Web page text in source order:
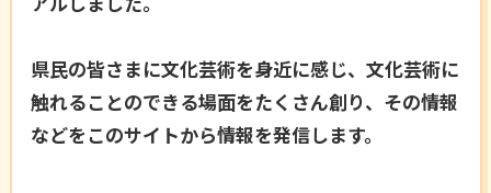
県民の皆さまに文化芸術を身近に感じ、文化芸術に
触れることのできる場面をたくさん創り、その情報
などをこのサイトから情報を発信します。